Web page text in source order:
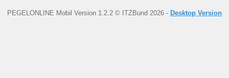
PEGELONLINE Mobil Version 1.2.2 © ITZBund 2026 - Desktop Version